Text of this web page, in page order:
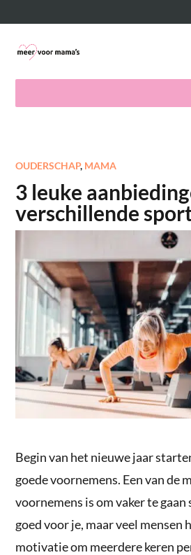
OUDERSCHAP, MAMA
3 leuke
verschillende
Begin van het nieuwe jaar
goede voornemens. Een van de
voornemens is om vaker te
goed voor je, maar veel mensen
motivatie om meerdere keren